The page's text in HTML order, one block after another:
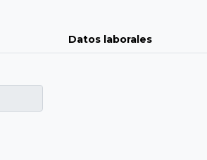
Datos laborales